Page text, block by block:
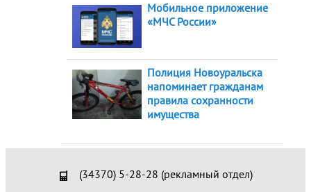
Мобильное приложение
«МЧС России»
Полиция Новоуральска
напоминает гражданам
правила сохранности
имущества
(34370) 5-28-28 (рекламный отдел)